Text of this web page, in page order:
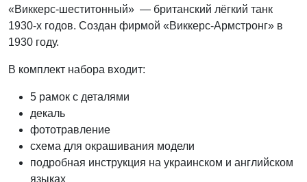
«Виккерс-шеститонный» — британский лёгкий танк
1930-х годов. Создан фирмой «Виккерс-Армстронг» в
1930 году.
В комплект набора входит:
5 рамок с деталями
декаль
фототравление
схема для окрашивания модели
подробная инструкция на украинском и английском
языках